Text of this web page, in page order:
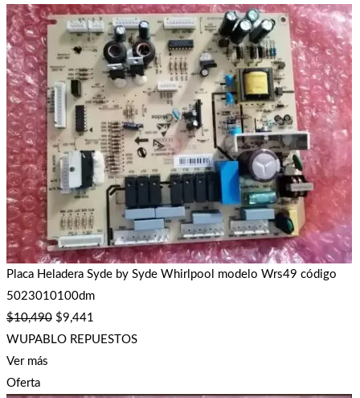
Placa Heladera Syde by Syde Whirlpool modelo Wrs49 código
5023010100dm
$10,490 $9,441
WUPABLO REPUESTOS
Ver más
Oferta